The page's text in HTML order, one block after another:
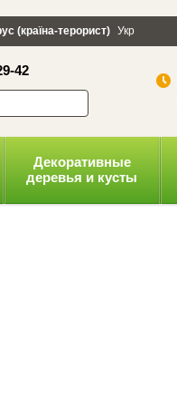
Политика конфиденциальности
(країна-терорист) Укр
42
Декоративные
деревья и кусты